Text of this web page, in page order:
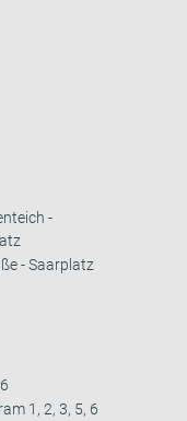
-
- Saarplatz
1, 2, 3, 5, 6